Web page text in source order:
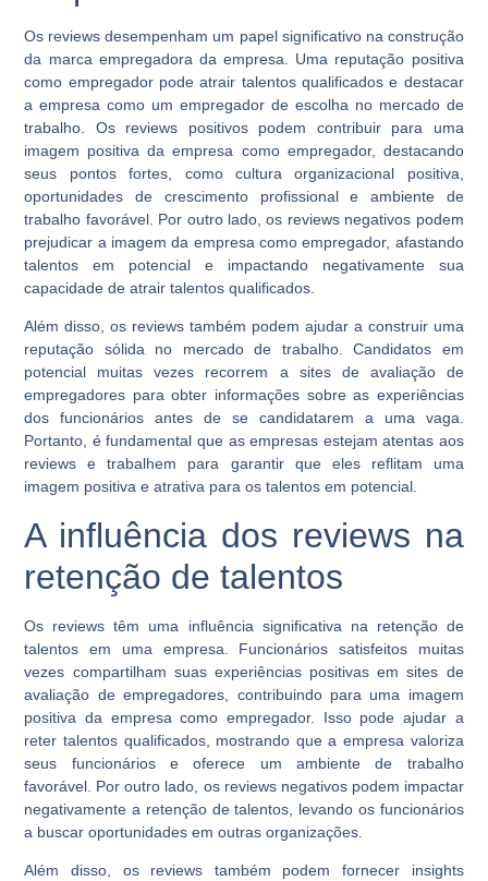
Os reviews desempenham um papel significativo na construção
da marca empregadora da empresa. Uma reputação positiva
como empregador pode atrair talentos qualificados e destacar
a empresa como um empregador de escolha no mercado de
trabalho. Os reviews positivos podem contribuir para uma
imagem positiva da empresa como empregador, destacando
seus pontos fortes, como cultura organizacional positiva,
oportunidades de crescimento profissional e ambiente de
trabalho favorável. Por outro lado, os reviews negativos podem
prejudicar a imagem da empresa como empregador, afastando
talentos em potencial e impactando negativamente sua
capacidade de atrair talentos qualificados.
Além disso, os reviews também podem ajudar a construir uma
reputação sólida no mercado de trabalho. Candidatos em
potencial muitas vezes recorrem a sites de avaliação de
empregadores para obter informações sobre as experiências
dos funcionários antes de se candidatarem a uma vaga.
Portanto, é fundamental que as empresas estejam atentas aos
reviews e trabalhem para garantir que eles reflitam uma
imagem positiva e atrativa para os talentos em potencial.
A influência dos reviews na
retenção de talentos
Os reviews têm uma influência significativa na retenção de
talentos em uma empresa. Funcionários satisfeitos muitas
vezes compartilham suas experiências positivas em sites de
avaliação de empregadores, contribuindo para uma imagem
positiva da empresa como empregador. Isso pode ajudar a
reter talentos qualificados, mostrando que a empresa valoriza
seus funcionários e oferece um ambiente de trabalho
favorável. Por outro lado, os reviews negativos podem impactar
negativamente a retenção de talentos, levando os funcionários
a buscar oportunidades em outras organizações.
Além disso, os reviews também podem fornecer insights